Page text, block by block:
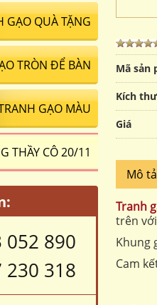
Mã sản
Kích
Giá
Mô
Tranh
trên
Khung
Cam
GẠO QUÀ TẶNG
TRÒN ĐỂ BÀN
GẠO MÀU
THẦY CÔ 20/11
052 890
230 318